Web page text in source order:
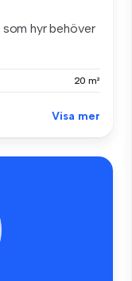
som hyr behöver
20 m²
Visa mer